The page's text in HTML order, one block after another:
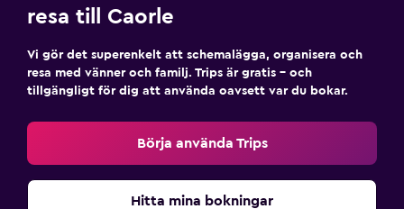
resa till Caorle
Vi gör det superenkelt att schemalägga, organisera och
resa med vänner och familj. Trips är gratis – och
tillgängligt för dig att använda oavsett var du bokar.
Börja använda Trips
Hitta mina bokningar